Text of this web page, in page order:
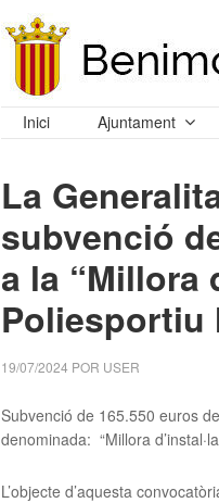
Inici Ajuntament
La
subvenció
a la “Millora
Poliesportiu
19/07/2024 POR USER
Subvenció de 165.550 euros
denominada: “Millora
L’objecte d’aquesta